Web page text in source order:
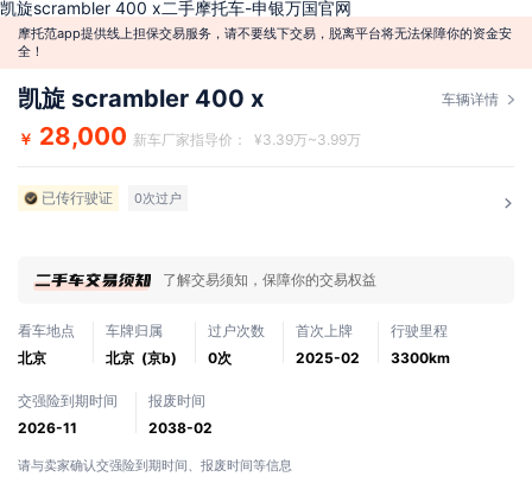
凯旋scrambler 400 x二手摩托车-申银万国官网
摩托范app提供线上担保交易服务，请不要线下交易，脱离平台将无法保障你的资金安
全！
凯旋 scrambler 400 x 车辆详情
￥ 28,000 新车厂家指导价： ¥3.39万~3.99万
已传行驶证 0次过户
了解交易须知，保障你的交易权益
看车地点
北京
车牌归属
北京 (京b)
过户次数
0次
首次上牌
2025-02
行驶里程
3300km
交强险到期时间
2026-11
报废时间
2038-02
请与卖家确认交强险到期时间、报废时间等信息